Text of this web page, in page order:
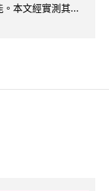
本文經實測其...